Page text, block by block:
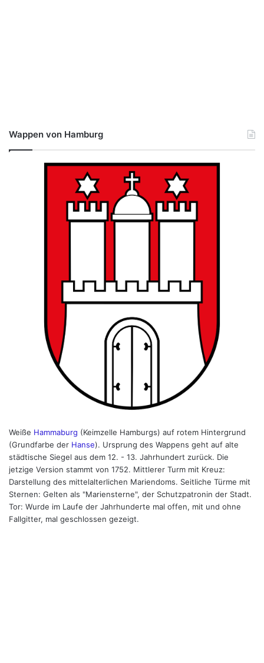
Wappen von Hamburg
Weiße Hammaburg (Keimzelle Hamburgs) auf rotem Hintergrund
(Grundfarbe der Hanse). Ursprung des Wappens geht auf alte
städtische Siegel aus dem 12. - 13. Jahrhundert zurück. Die
jetzige Version stammt von 1752. Mittlerer Turm mit Kreuz:
Darstellung des mittelalterlichen Mariendoms. Seitliche Türme mit
Sternen: Gelten als "Mariensterne", der Schutzpatronin der Stadt.
Tor: Wurde im Laufe der Jahrhunderte mal offen, mit und ohne
Fallgitter, mal geschlossen gezeigt.